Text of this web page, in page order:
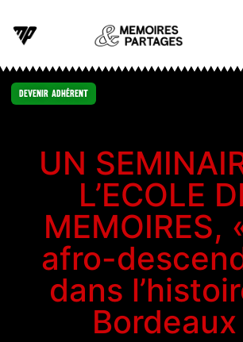
Devenir Adhérent
UN
L’ECOLE
MEMOIRES,
afro-
dans
Bordeaux